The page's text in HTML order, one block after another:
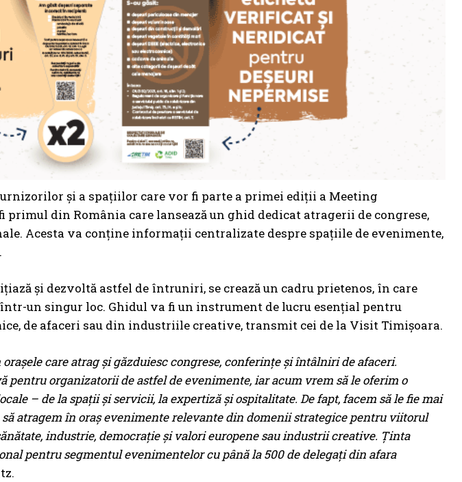
și a spațiilor care vor fi parte a primei ediții a Meeting
primul din România care lansează un ghid dedicat atragerii de congrese,
Acesta va conține informații centralizate despre spațiile de evenimente,
și dezvoltă astfel de întruniri, se crează un cadru prietenos, în care
un singur loc. Ghidul va fi un instrument de lucru esențial pentru
de afaceri sau din industriile creative, transmit cei de la Visit Timișoara.
care atrag și găzduiesc congrese, conferințe și întâlniri de afaceri.
pentru organizatorii de astfel de evenimente, iar acum vrem să le oferim o
– de la spații și servicii, la expertiză și ospitalitate. De fapt, facem să le fie mai
să atragem în oraș evenimente relevante din domenii strategice pentru viitorul
industrie, democrație și valori europene sau industrii creative. Ținta
pentru segmentul evenimentelor cu până la 500 de delegați din afara